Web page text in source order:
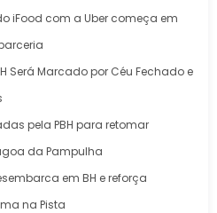
iFood com a Uber começa em
Será Marcado por Céu Fechado e
pela PBH para retomar
da Pampulha
em BH e reforça
na Pista